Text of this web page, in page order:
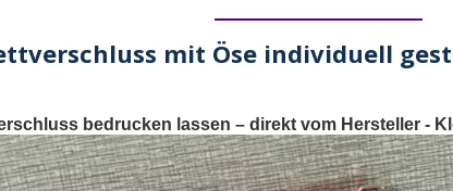
mit Öse individuell
bedrucken lassen – direkt vom Hersteller -